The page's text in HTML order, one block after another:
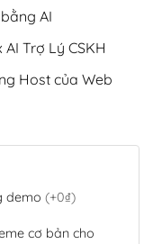
AI
Trợ Lý CSKH
Host của Web
demo (+0₫)
cơ bản cho